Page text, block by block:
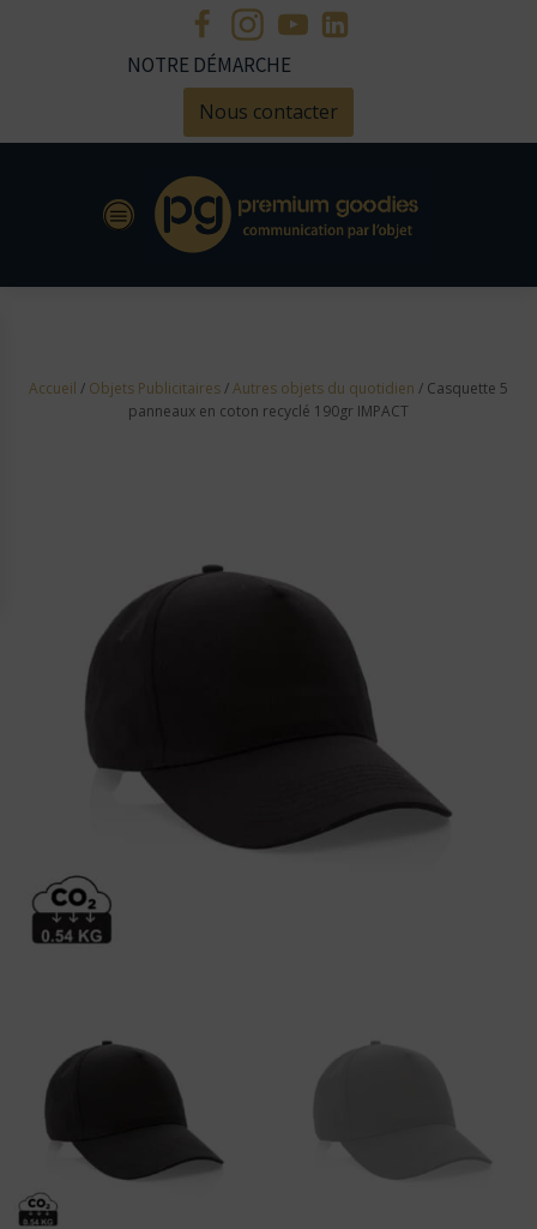
NOTRE DÉMARCHE
Nous contacter
Accueil / Objets Publicitaires/Autres objets du quotidien / Casquette 5
panneaux en coton recyclé 190gr IMPACT